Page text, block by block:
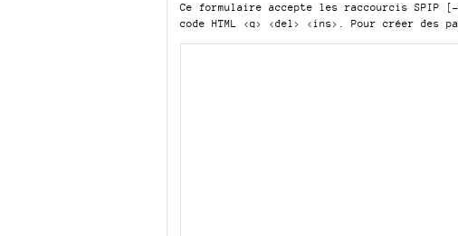
Ce formulaire accepte les raccourcis SPIP
code HTML <q> <del> <ins> . Pour créer des